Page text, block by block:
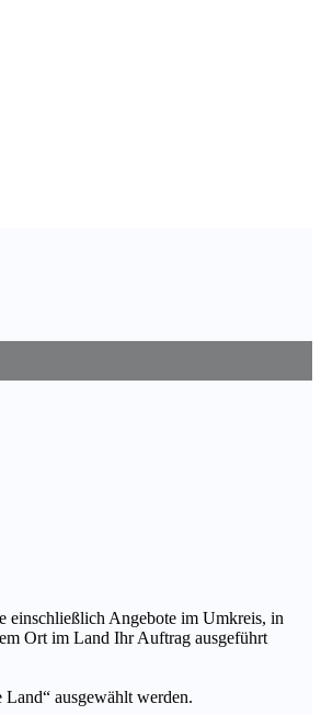
einschließlich Angebote im Umkreis, in
Ort im Land Ihr Auftrag ausgeführt
ausgewählt werden.